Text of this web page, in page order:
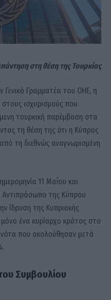
στη θέση της Τουρκίας
Γενικό Γραμματέα του ΟΗΕ, η
ισχυρισμούς που
τουρκική παρέμβαση στα
τη θέση της ότι η Κύπρος
τη διεθνώς αναγνωρισμένη
11 Μαΐου και
της Κύπρου
ίδρυση της Κυπριακής
ένα κυρίαρχο κράτος στο
που ακολούθησαν μετά
Συμβουλίου